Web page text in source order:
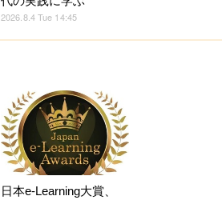
2026.8.4 Tue 14:45
日本e-Learning大賞、